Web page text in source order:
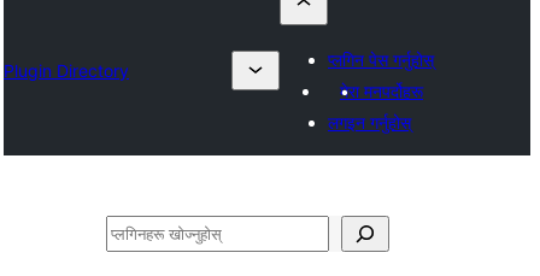
Plugin Directory
प्लगिन पेस गर्नुहोस्
मेरा मनपर्दोहरू
लगइन गर्नुहोस्
खोज्नुहोस्